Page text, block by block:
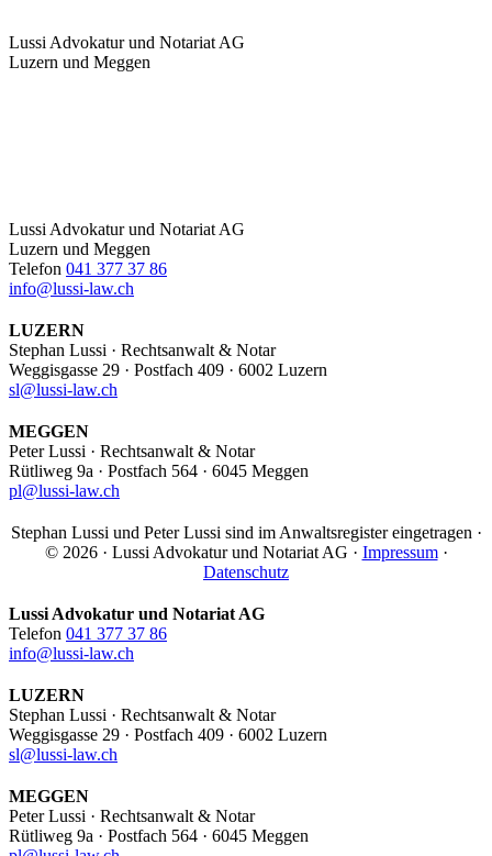
Lussi Advokatur und Notariat AG
Luzern und Meggen
Lussi Advokatur und Notariat AG
Luzern und Meggen
Telefon 041 377 37 86
info@lussi-law.ch
LUZERN
Stephan Lussi · Rechtsanwalt & Notar
Weggisgasse 29 · Postfach 409 · 6002 Luzern
sl@lussi-law.ch
MEGGEN
Peter Lussi · Rechtsanwalt & Notar
Rütliweg 9a · Postfach 564 · 6045 Meggen
pl@lussi-law.ch
Stephan Lussi und Peter Lussi sind im Anwaltsregister eingetragen ·
© 2026 · Lussi Advokatur und Notariat AG · Impressum·
Datenschutz
Lussi Advokatur und Notariat AG
Telefon 041 377 37 86
info@lussi-law.ch
LUZERN
Stephan Lussi · Rechtsanwalt & Notar
Weggisgasse 29 · Postfach 409 · 6002 Luzern
sl@lussi-law.ch
MEGGEN
Peter Lussi · Rechtsanwalt & Notar
Rütliweg 9a · Postfach 564 · 6045 Meggen